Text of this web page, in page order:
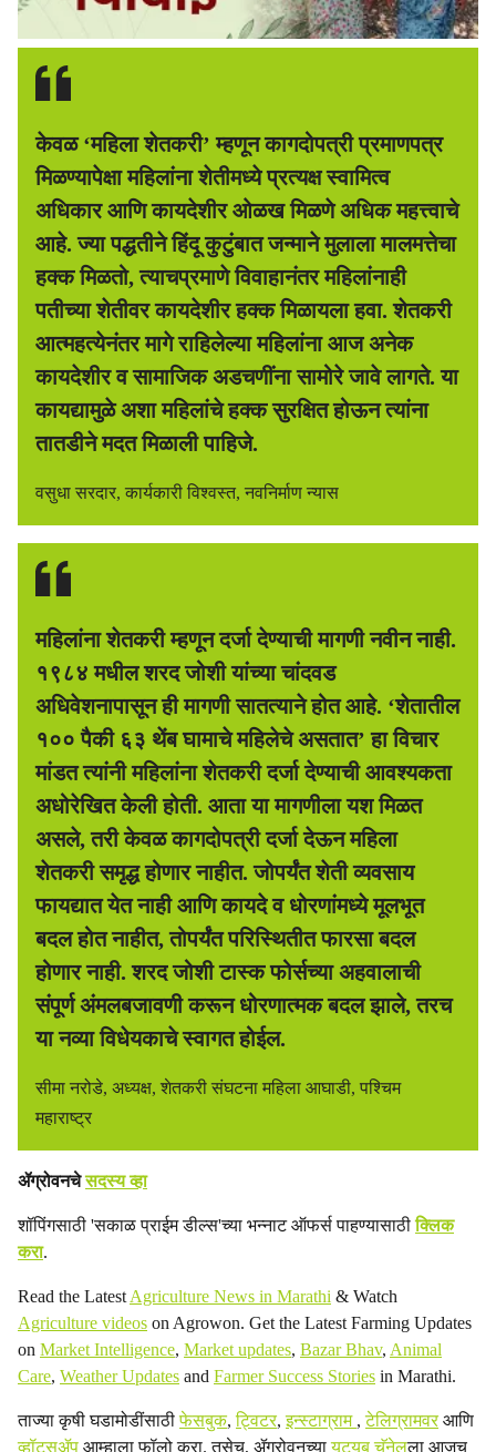
केवळ ‘महिला शेतकरी’ म्हणून कागदोपत्री प्रमाणपत्र
मिळण्यापेक्षा महिलांना शेतीमध्ये प्रत्यक्ष स्वामित्व
अधिकार आणि कायदेशीर ओळख मिळणे अधिक महत्त्वाचे
आहे. ज्या पद्धतीने हिंदू कुटुंबात जन्माने मुलाला मालमत्तेचा
हक्क मिळतो, त्याचप्रमाणे विवाहानंतर महिलांनाही
पतीच्या शेतीवर कायदेशीर हक्क मिळायला हवा. शेतकरी
आत्महत्येनंतर मागे राहिलेल्या महिलांना आज अनेक
कायदेशीर व सामाजिक अडचणींना सामोरे जावे लागते. या
कायद्यामुळे अशा महिलांचे हक्क सुरक्षित होऊन त्यांना
तातडीने मदत मिळाली पाहिजे.
वसुधा सरदार, कार्यकारी विश्वस्त, नवनिर्माण न्यास
महिलांना शेतकरी म्हणून दर्जा देण्याची मागणी नवीन नाही.
१९८४ मधील शरद जोशी यांच्या चांदवड
अधिवेशनापासून ही मागणी सातत्याने होत आहे. ‘शेतातील
१०० पैकी ६३ थेंब घामाचे महिलेचे असतात’ हा विचार
मांडत त्यांनी महिलांना शेतकरी दर्जा देण्याची आवश्यकता
अधोरेखित केली होती. आता या मागणीला यश मिळत
असले, तरी केवळ कागदोपत्री दर्जा देऊन महिला
शेतकरी समृद्ध होणार नाहीत. जोपर्यंत शेती व्यवसाय
फायद्यात येत नाही आणि कायदे व धोरणांमध्ये मूलभूत
बदल होत नाहीत, तोपर्यंत परिस्थितीत फारसा बदल
होणार नाही. शरद जोशी टास्क फोर्सच्या अहवालाची
संपूर्ण अंमलबजावणी करून धोरणात्मक बदल झाले, तरच
या नव्या विधेयकाचे स्वागत होईल.
सीमा नरोडे, अध्यक्ष, शेतकरी संघटना महिला आघाडी, पश्चिम
महाराष्ट्र
ॲग्रोवनचेसदस्य व्हा
शॉपिंगसाठी 'सकाळ प्राईम डील्स'च्या भन्नाट ऑफर्स पाहण्यासाठीक्लिक
करा.
Read the Latest Agriculture News in Marathi & Watch
Agriculture videos on Agrowon. Get the Latest Farming Updates
on Market Intelligence, Market updates, Bazar Bhav, Animal
Care, Weather Updates and Farmer Success Stories in Marathi.
ताज्या कृषी घडामोडींसाठीफेसबुक,ट्विटर,इन्स्टाग्राम ,टेलिग्रामवरआणि
व्हॉट्सॲप आम्हाला फॉलो करा. तसेच, ॲग्रोवनच्यायूट्यूब चॅनेलला आजच